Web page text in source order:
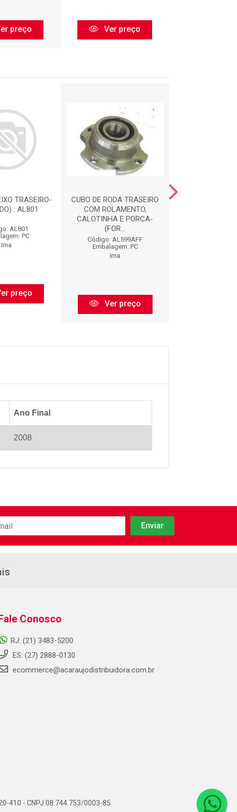
preço Ver preço
TRASEIRO-
: AL801
AL801
PC
Ima
preço
CUBO DE RODA TRASEIRO
COM ROLAMENTO,
CALOTINHA E PORCA-
(FOR...
Código: AL599AFF
Embalagem: PC
Ima
Ver preço
Ano Final
2008
Conosco
RJ: (21) 3483-5200
ES: (27) 2888-0130
ecommerce@acaraujodistribuidora.com.br
410 - CNPJ 08.744.753/0003-85